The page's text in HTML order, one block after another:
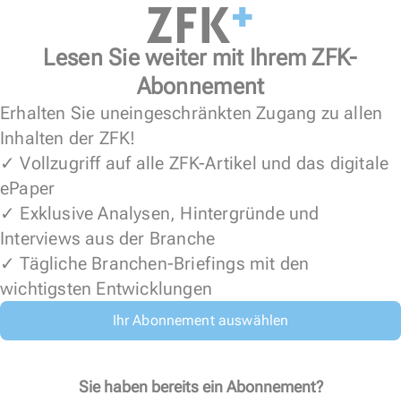
Lesen Sie weiter mit Ihrem ZFK-
Abonnement
Erhalten Sie uneingeschränkten Zugang zu allen
Inhalten der ZFK!
✓ Vollzugriff auf alle ZFK-Artikel und das digitale
ePaper
✓ Exklusive Analysen, Hintergründe und
Interviews aus der Branche
✓ Tägliche Branchen-Briefings mit den
wichtigsten Entwicklungen
Ihr Abonnement auswählen
Sie haben bereits ein Abonnement?